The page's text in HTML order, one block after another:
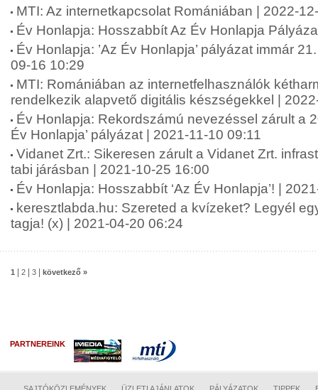
MTI: Az internetkapcsolat Romániában | 2022-
Év Honlapja: Hosszabbít Az Év Honlapja
Év Honlapja: ’Az Év Honlapja’ pályázat immár
09-16 10:29
MTI: Romániában az internetfelhasználók
rendelkezik alapvető digitális készségekkel |
Év Honlapja: Rekordszámú nevezéssel zárult a
Év Honlapja’ pályázat | 2021-11-10 09:11
Vidanet Zrt.: Sikeresen zárult a Vidanet Zrt.
tabi járásban | 2021-10-25 16:00
Év Honlapja: Hosszabbít ‘Az Év Honlapja’! |
keresztlabda.hu: Szereted a kvízeket? Legyél
tagja! (x) | 2021-04-20 06:24
1 2 3 következő »
PARTNEREINK